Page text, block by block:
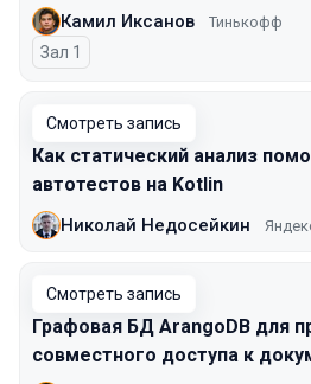
Камил Иксанов Тинькофф
Зал 1
Смотреть запись
Как статический анализ
автотестов на Kotlin
Николай Недосейкин
Смотреть запись
Графовая БД ArangoDB для
совместного доступа к